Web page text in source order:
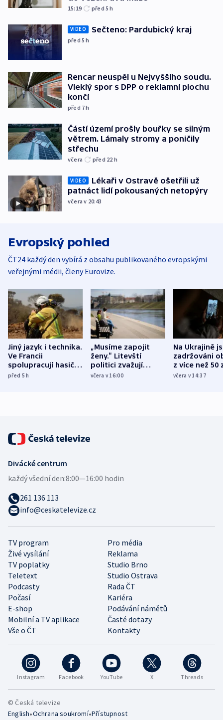
15:19 před 5h
VIDEO Sečteno: Pardubický kraj
před 5h
Rencar neuspěl u Nejvyššího soudu.
Vleklý spor s DPP o reklamní plochu
končí
před 7h
Částí území prošly bouřky se silným
větrem. Lámaly stromy a poničily
střechu
včera před 22 h
VIDEO
Lékaři v Ostravě ošetřili už
patnáct lidí pokousaných netopýry
včera v 20:43
Evropský pohled
ČT24 každý den vybírá z obsahu publikovaného evropskými
veřejnými médii, členy Eurovize.
Jiný jazyk i technika.
Ve Francii
spolupracují hasiči z
různých zemí
před 5h
„Musíme zapojit
ženy.“ Litevští
politici zvažují
dohodu o
včera v 16:00
Na Ukrajině
zadržováni
z více než 50
Bojovali na
včera v 14:37
Instagram Facebook YouTube X Threads
TV program
Pro média
Živé vysílání
Reklama
TV poplatky
Studio Brno
Teletext
Studio Ostrava
Podcasty
Rada ČT
Počasí
Kariéra
E-shop
Podávání námětů
Mobilní a TV aplikace
Časté dotazy
Vše o ČT
Kontakty
Divácké centrum
každý všední den:8:00—16:00 hodin
261 136 113
info@ceskatelevize.cz
© Česká televize
English•Ochrana soukromí•Přístupnost